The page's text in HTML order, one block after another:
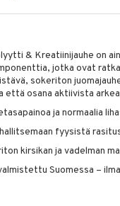
& Kreatiinijauhe on
jotka ovat
sokeriton
että osana aktiivista
ja normaalia
fyysistä
kirsikan ja vadelman
Suomessa –